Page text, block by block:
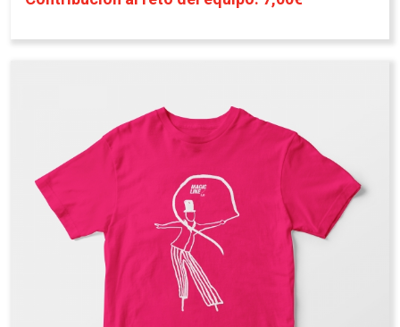
Camiseta de algodón orgánico. Ilustración de
Arianne Faber.
Modelo infantil:
tallas 7-8 / 9-10 / 11-12
Consulta las medidas por talla aquí
Precio de venta: 12,00€
Coste de producción 5,00€
Contribución al reto del equipo: 7,00€